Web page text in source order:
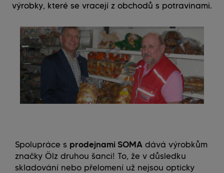
výrobky, které se vracejí z obchodů s potravinami.
Spolupráce s prodejnami SOMA dává výrobkům
značky Ölz druhou šanci! To, že v důsledku
skladování nebo přelomení už nejsou opticky